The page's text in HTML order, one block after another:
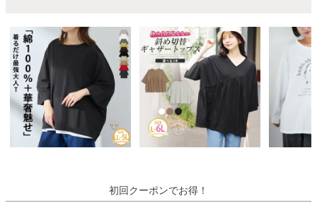
初回クーポンでお得！